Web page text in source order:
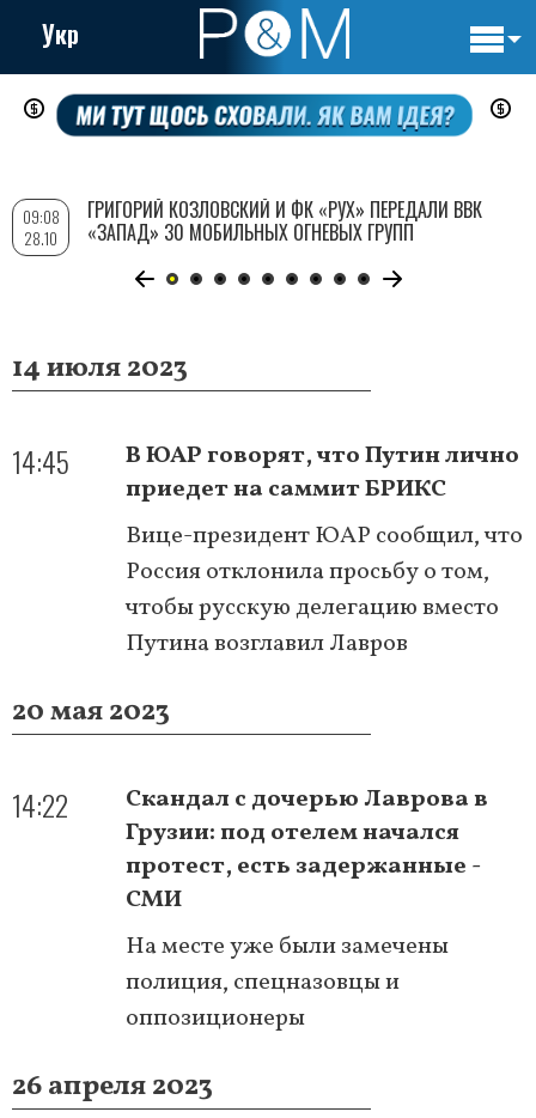
Перейти
содержанию
Укр
14 июля 2023
14:45
В ЮАР говорят, что Путин лично
приедет на саммит БРИКС
Вице-президент ЮАР сообщил, что
Россия отклонила просьбу о том,
чтобы русскую делегацию вместо
Путина возглавил Лавров
20 мая 2023
14:22
Скандал с дочерью Лаврова в
Грузии: под отелем начался
протест, есть задержанные -
СМИ
На месте уже были замечены
полиция, спецназовцы и
оппозиционеры
26 апреля 2023
09:08
28.10
ГРИГОРИЙ КОЗЛОВСКИЙ И ФК «РУХ» ПЕРЕДАЛИ ВВК
«ЗАПАД» 30 МОБИЛЬНЫХ ОГНЕВЫХ ГРУПП